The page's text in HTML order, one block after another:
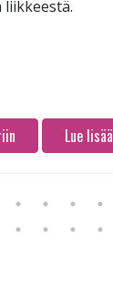
Lue lisää